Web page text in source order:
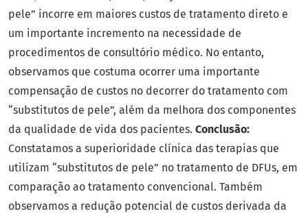
pele” incorre em maiores custos de tratamento direto e
um importante incremento na necessidade de
procedimentos de consultório médico. No entanto,
observamos que costuma ocorrer uma importante
compensação de custos no decorrer do tratamento com
“substitutos de pele”, além da melhora dos componentes
da qualidade de vida dos pacientes. Conclusão:
Constatamos a superioridade clínica das terapias que
utilizam “substitutos de pele” no tratamento de DFUs, em
comparação ao tratamento convencional. Também
observamos a redução potencial de custos derivada da